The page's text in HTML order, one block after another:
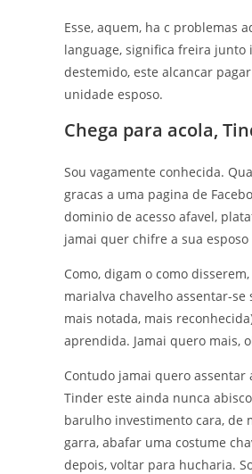
Esse, aquem, ha c problemas
language, significa freira
destemido, este alcancar
unidade esposo.
Chega para acola,
Sou vagamente conhecida.
gracas a uma pagina de
dominio de acesso afavel,
jamai quer chifre a sua
Como, digam o como
marialva chavelho assentar-
mais notada, mais
aprendida. Jamai quero mais,
Contudo jamai quero assentar
Tinder este ainda nunca
barulho investimento cara, de
garra, abafar uma costume
depois, voltar para hucharia.